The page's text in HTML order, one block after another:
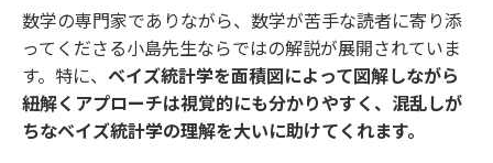
数学の専門家でありながら、数学が苦手な読者に寄り添
ってくださる小島先生ならではの解説が展開されていま
す。特に、 ベイズ統計学を面積図によって図解しながら
紐解くアプローチは視覚的にも分かりやすく、混乱しが
ちなベイズ統計学の理解を大いに助けてくれます。